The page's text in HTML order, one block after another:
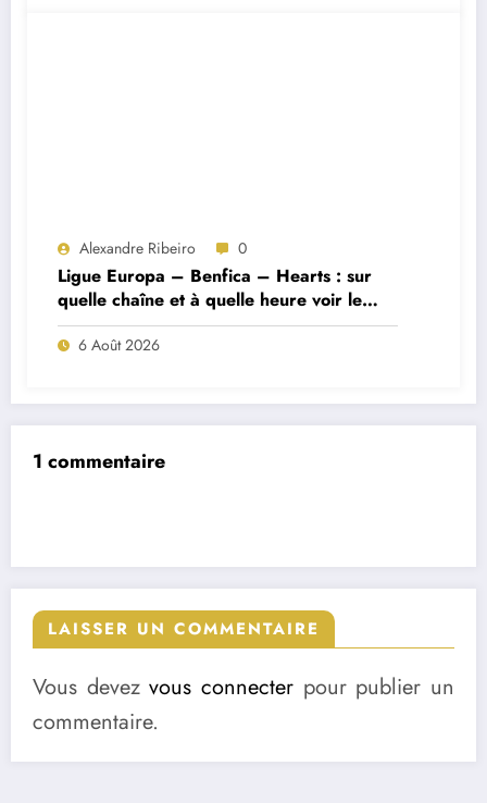
Alexandre Ribeiro 0
Ligue Europa – Benfica – Hearts : sur
quelle chaîne et à quelle heure voir le
match ?
6 Août 2026
1 commentaire
LAISSER UN COMMENTAIRE
Vous devezvous connecter pour publier un
commentaire.